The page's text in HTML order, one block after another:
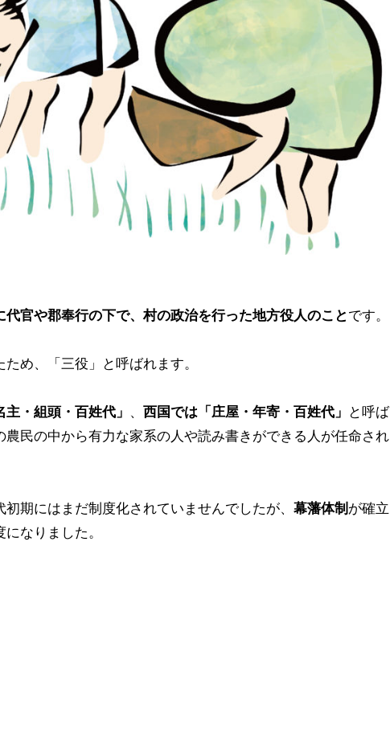
代官や郡奉行の下で、村の政治を行った地方役人のことです。
め、「三役」と呼ばれます。
・組頭・百姓代」 西国では「庄屋・年寄・百姓代」
と呼ば
農民の中から有力な家系の人や読み書きができる人が任命され
初期にはまだ制度化されていませんでしたが、 幕藩体制 が確立
なりました。